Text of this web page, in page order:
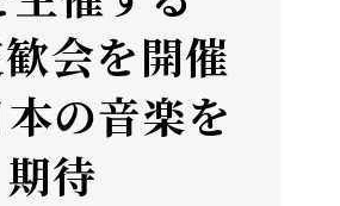
会を開催
の音楽を
待